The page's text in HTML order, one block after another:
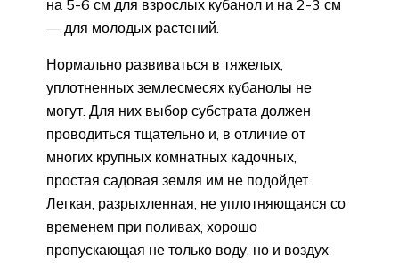
на 5-6 см для взрослых кубанол и на 2-3 см
— для молодых растений.
Нормально развиваться в тяжелых,
уплотненных землесмесях кубанолы не
могут. Для них выбор субстрата должен
проводиться тщательно и, в отличие от
многих крупных комнатных кадочных,
простая садовая земля им не подойдет.
Легкая, разрыхленная, не уплотняющаяся со
временем при поливах, хорошо
пропускающая не только воду, но и воздух